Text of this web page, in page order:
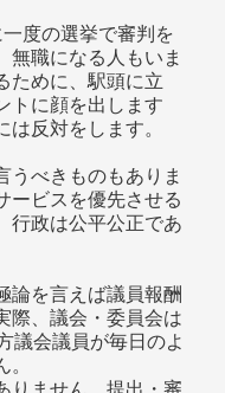
度の選挙で審判を
無職になる人もいま
ために、駅頭に立
トに顔を出します
反対をします。
うべきものもありま
ービスを優先させる
行政は公平公正であ
論を言えば議員報酬
際、議会・委員会は
議会議員が毎日のよ